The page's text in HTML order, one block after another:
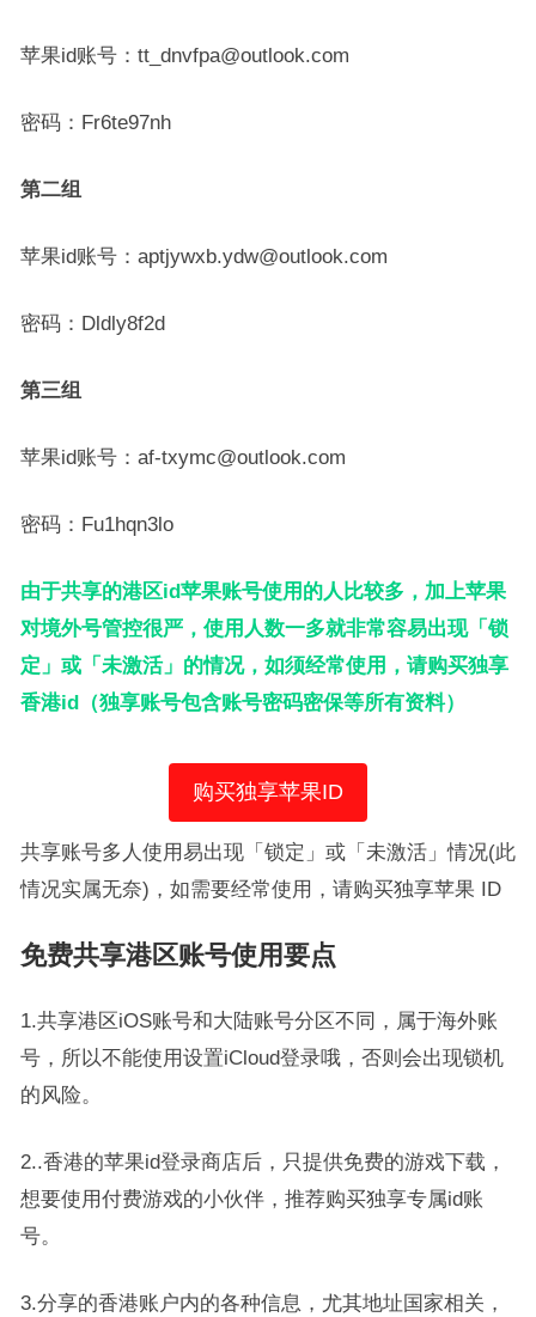
苹果id账号：tt_dnvfpa@outlook.com
密码：Fr6te97nh
第二组
苹果id账号：aptjywxb.ydw@outlook.com
密码：Dldly8f2d
第三组
苹果id账号：af-txymc@outlook.com
密码：Fu1hqn3lo
由于共享的港区id苹果账号使用的人比较多，加上苹果
对境外号管控很严，使用人数一多就非常容易出现「锁
定」或「未激活」的情况，如须经常使用，请购买独享
香港id（独享账号包含账号密码密保等所有资料）
购买独享苹果ID
共享账号多人使用易出现「锁定」或「未激活」情况(此
情况实属无奈)，如需要经常使用，请购买独享苹果 ID
免费共享港区账号使用要点
1.共享港区iOS账号和大陆账号分区不同，属于海外账
号，所以不能使用设置iCloud登录哦，否则会出现锁机
的风险。
2..香港的苹果id登录商店后，只提供免费的游戏下载，
想要使用付费游戏的小伙伴，推荐购买独享专属id账
号。
3.分享的香港账户内的各种信息，尤其地址国家相关，